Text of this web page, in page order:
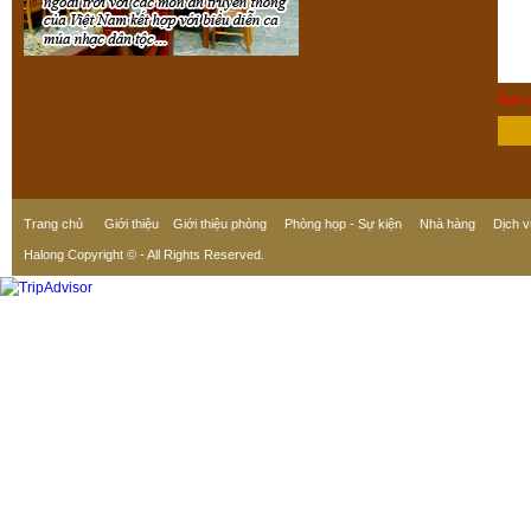
Bạn
Trang chủ Giới thiệu Giới thiệu phòng Phòng họp - Sự kiện Nhà hàng Dịch
Halong Copyright © - All Rights Reserved.